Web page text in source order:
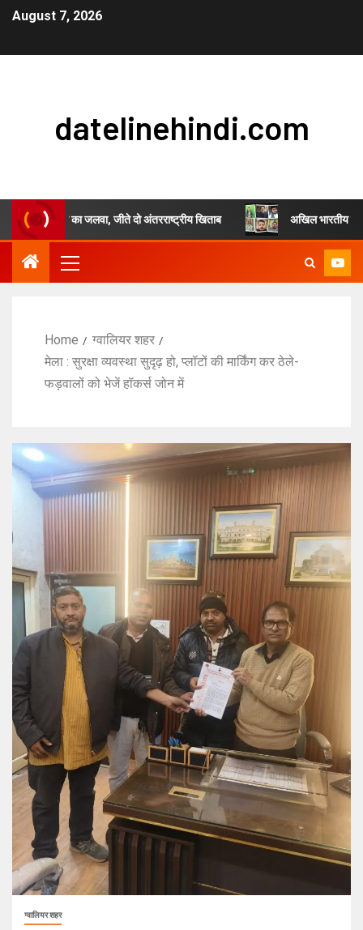
August 7, 2026
datelinehindi.com
का जलवा, जीते दो अंतरराष्ट्रीय खिताब अखिल भारतीय स्वर्णकार
Home
ग्वालियर शहर
मेला : सुरक्षा व्यवस्था सुदृढ़ हो, प्लॉटों की मार्किंग कर ठेले-
फड़वालों को भेजें हॉकर्स जोन में
ग्वालियर शहर